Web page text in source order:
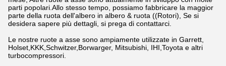
parti popolari.Allo stesso tempo, possiamo fabbricare la maggior
parte della ruota dell'albero in albero & ruota ((Rotori), Se si
desidera sapere più dettagli, si prega di contattarci.
Le nostre ruote a asse sono ampiamente utilizzate in Garrett,
Holset,KKK,Schwitzer,Borwarger, Mitsubishi, IHI,Toyota e altri
turbocompressori.